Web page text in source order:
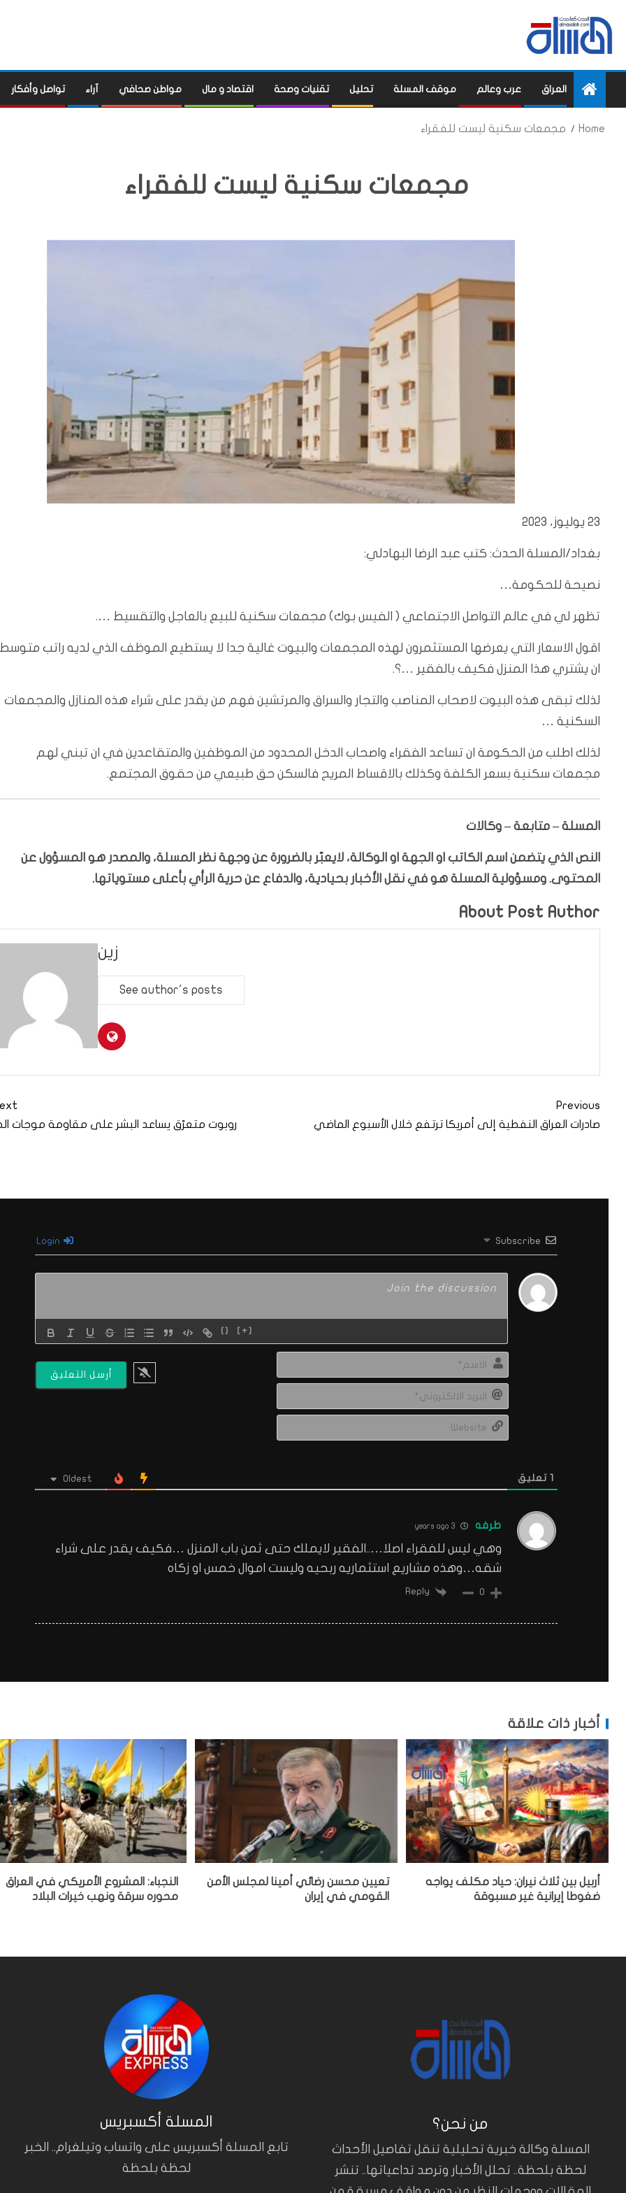
العراق عرب وعالم موقف المسلة تحليل تقنيات وصحة اقتصاد و مال مواطن صحافي آراء تواصل وأفكار
Home مجمعات سكنية ليست للفقراء
مجمعات سكنية ليست للفقراء
23 يوليوز، 2023
بغداد/المسلة الحدث: كتب عبد الرضا البهادلي:
نصيحة للحكومة…
تظهر لي في عالم التواصل الاجتماعي ( الفيس بوك) مجمعات سكنية للبيع بالعاجل والتقسيط ….
اقول الاسعار التي يعرضها المستثمرون لهذه المجمعات والبيوت غالية جدا لا يستطيع الموظف الذي لديه راتب متوسط
ان يشتري هذا المنزل فكيف بالفقير …؟.
لذلك تبقى هذه البيوت لاصحاب المناصب والتجار والسراق والمرتشين فهم من يقدر على شراء هذه المنازل والمجمعات
السكنية …
لذلك اطلب من الحكومة ان تساعد الفقراء واصحاب الدخل المحدود من الموظفين والمتقاعدين في ان تبني لهم
مجمعات سكنية بسعر الكلفة وكذلك بالاقساط المريح فالسكن حق طبيعي من حقوق المجتمع.
المسلة – متابعة – وكالات
النص الذي يتضمن اسم الكاتب او الجهة او الوكالة، لايعبّر بالضرورة عن وجهة نظر المسلة، والمصدر هو المسؤول عن
المحتوى. ومسؤولية المسلة هو في نقل الأخبار بحيادية، والدفاع عن حرية الرأي بأعلى مستوياتها.
About Post Author
زين
See author's posts
Previous
صادرات العراق النفطية إلى أمريكا ترتفع خلال الأسبوع الماضي
روبوت متعرّق يساعد البشر على مقاومة موجات
Subscribe
{} [+]
1تعليق Oldest
طرفه
وهي ليس للفقراء اصلا…..الفقير لايملك حتى ثمن باب المنزل …فكيف يقدر على شراء
شقه…وهذه مشاريع استثماريه ربحيه وليست اموال خمس او زكاه
0
Reply
أخبار ذات علاقة
أربيل بين ثلاث نيران: حياد مكلف يواجه
ضغوطا إيرانية غير مسبوقة
تعيين محسن رضائي أمينا لمجلس الأمن
القومي في إيران
النجباء: المشروع الأمريكي في العراق
محوره سرقة ونهب خيرات البلاد
المسلة أكسبريس
تابع المسلة أكسبريس على واتساب وتيلغرام.. الخبر
لحظة بلحظة
من نحن؟
المسلة وكالة خبرية تحليلية تنقل تفاصيل الأحداث
لحظة بلحظة.. تحلل الأخبار وترصد تداعياتها.. تنشر